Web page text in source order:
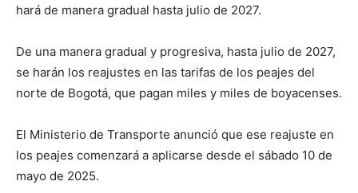
hará de manera gradual hasta julio de 2027.
De una manera gradual y progresiva, hasta julio de 2027,
se harán los reajustes en las tarifas de los peajes del
norte de Bogotá, que pagan miles y miles de boyacenses.
El Ministerio de Transporte anunció que ese reajuste en
los peajes comenzará a aplicarse desde el sábado 10 de
mayo de 2025.